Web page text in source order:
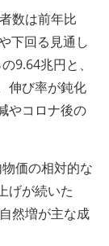
数は前年比
下回る見通し
9.64兆円と、
伸び率が鈍化
やコロナ後の
価の相対的な
げが続いた
然増が主な成